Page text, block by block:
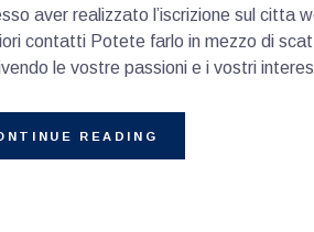
aver realizzato l’iscrizione sul citta
contatti Potete farlo in mezzo di
le vostre passioni e i vostri
READING